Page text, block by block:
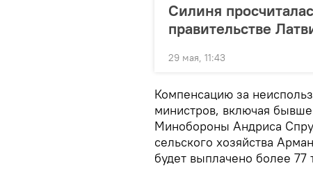
Силиня
правительстве
29 мая, 11:43
Компенсацию за
министров, включая
Минобороны Андриса
сельского хозяйства
будет выплачено более 77